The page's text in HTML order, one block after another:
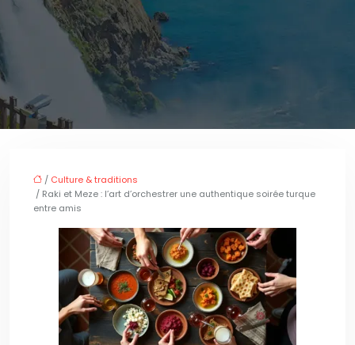
/ Culture & traditions
/ Raki et Meze : l’art d’orchestrer une authentique soirée turque
entre amis